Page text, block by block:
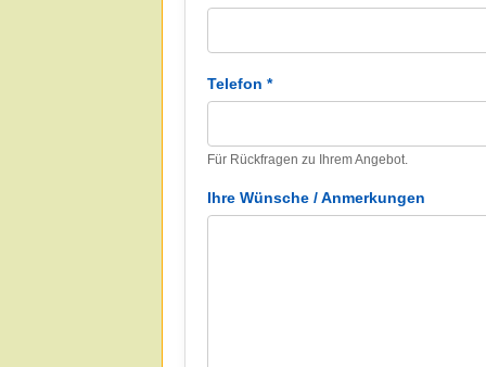
Telefon *
Für Rückfragen zu Ihrem Angebot.
Ihre Wünsche / Anmerkungen